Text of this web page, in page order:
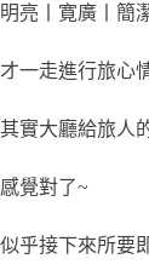
明亮丨寛廣丨簡
才一走進行旅心
其實大廳給旅人
感覺對了~
似乎接下來所要